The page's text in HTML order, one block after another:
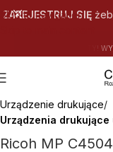
Skip to navigation
ZAREJESTRUJ SIĘ
Urządzenie drukujące
Urządzenia drukujące
Ricoh MP C4504